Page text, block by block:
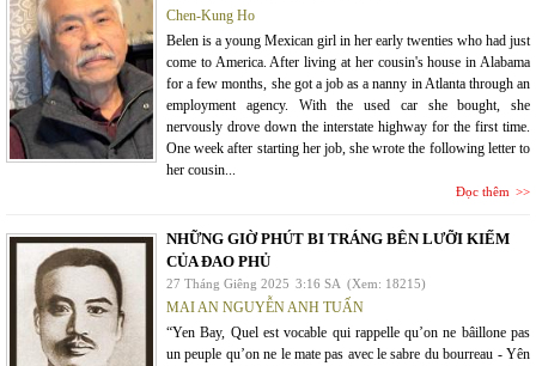
Chen-Kung Ho
Belen is a young Mexican girl in her early twenties who had just
come to America. After living at her cousin's house in Alabama
for a few months, she got a job as a nanny in Atlanta through an
employment agency. With the used car she bought, she
nervously drove down the interstate highway for the first time.
One week after starting her job, she wrote the following letter to
her cousin...
Đọc thêm
NHỮNG GIỜ PHÚT BI TRÁNG BÊN LƯỠI KIẾM
CỦA ĐAO PHỦ
27 Tháng Giêng 2025 3:16 SA (Xem: 18215)
MAI AN NGUYỄN ANH TUẤN
“Yen Bay, Quel est vocable qui rappelle qu’on ne bâillone pas
un peuple qu’on ne le mate pas avec le sabre du bourreau - Yên